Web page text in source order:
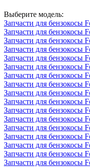
Выберите модель:
Запчасти для бензокосы
Запчасти для бензокосы
Запчасти для бензокосы
Запчасти для бензокосы
Запчасти для бензокосы
Запчасти для бензокосы
Запчасти для бензокосы
Запчасти для бензокосы
Запчасти для бензокосы
Запчасти для бензокосы
Запчасти для бензокосы
Запчасти для бензокосы
Запчасти для бензокосы
Запчасти для бензокосы
Запчасти для бензокосы
Запчасти для бензокосы
Запчасти для бензокосы